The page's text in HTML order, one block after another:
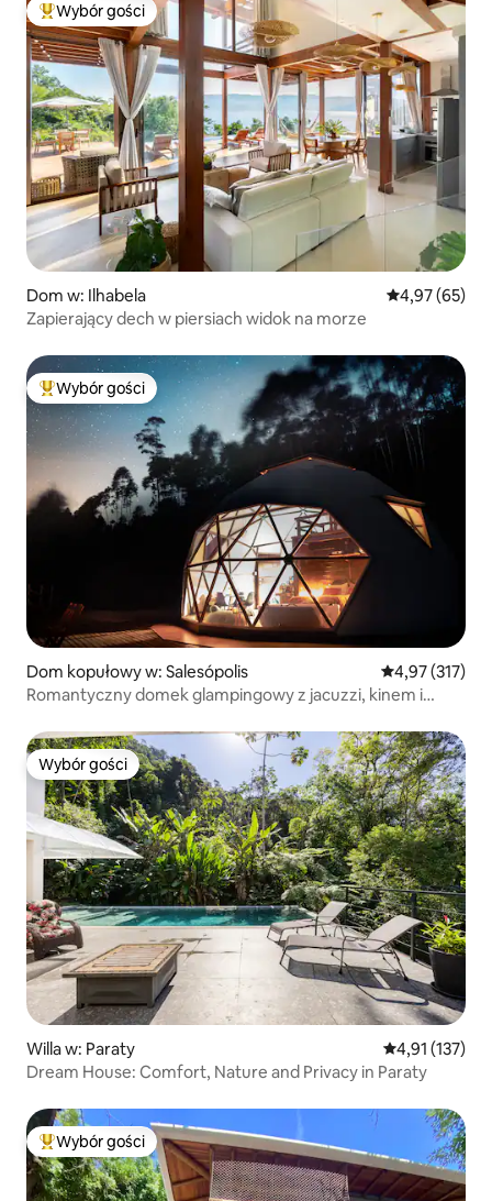
Najpopularniejsze z kategorii Wybór gości
Wybór gości
Dom w: Ilhabela Średnia
4,97 (65)
Zapierający dech w piersiach widok na morze
Najpopularniejsze z kategorii Wybór gości
Wybór gości
Dom kopułowy w: Salesópolis Średnia
4,97 (317)
Romantyczny domek glampingowy z jacuzzi, kinem i
Wybór gości
Wybór gości
Willa w: Paraty Średnia
4,91 (137)
Dream House: Comfort, Nature and Privacy in Paraty
Najpopularniejsze z kategorii Wybór gości
Wybór gości